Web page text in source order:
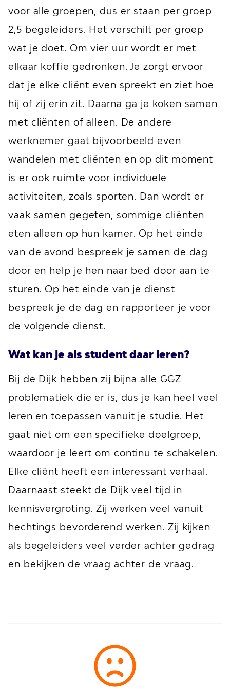
voor alle groepen, dus er staan per groep
2,5 begeleiders. Het verschilt per groep
wat je doet. Om vier uur wordt er met
elkaar koffie gedronken. Je zorgt ervoor
dat je elke cliënt even spreekt en ziet hoe
hij of zij erin zit. Daarna ga je koken samen
met cliënten of alleen. De andere
werknemer gaat bijvoorbeeld even
wandelen met cliënten en op dit moment
is er ook ruimte voor individuele
activiteiten, zoals sporten. Dan wordt er
vaak samen gegeten, sommige cliënten
eten alleen op hun kamer. Op het einde
van de avond bespreek je samen de dag
door en help je hen naar bed door aan te
sturen. Op het einde van je dienst
bespreek je de dag en rapporteer je voor
de volgende dienst.
Wat kan je als student daar leren?
Bij de Dijk hebben zij bijna alle GGZ
problematiek die er is, dus je kan heel veel
leren en toepassen vanuit je studie. Het
gaat niet om een specifieke doelgroep,
waardoor je leert om continu te schakelen.
Elke cliënt heeft een interessant verhaal.
Daarnaast steekt de Dijk veel tijd in
kennisvergroting. Zij werken veel vanuit
hechtings bevorderend werken. Zij kijken
als begeleiders veel verder achter gedrag
en bekijken de vraag achter de vraag.